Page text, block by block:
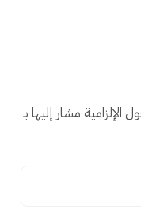
الإلزامية مشار إليها بـ